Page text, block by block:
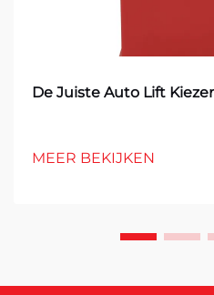
De Juiste Auto Lift
MEER BEKIJKEN